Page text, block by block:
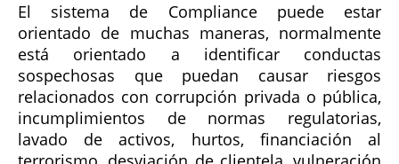
El sistema de Compliance puede estar
orientado de muchas maneras, normalmente
está orientado a identificar conductas
sospechosas que puedan causar riesgos
relacionados con corrupción privada o pública,
incumplimientos de normas regulatorias,
lavado de activos, hurtos, financiación al